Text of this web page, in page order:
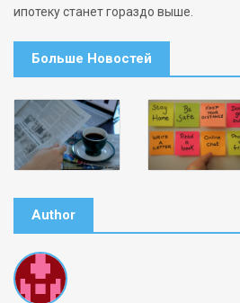
ипотеку станет гораздо выше.
Больше Новостей
Author